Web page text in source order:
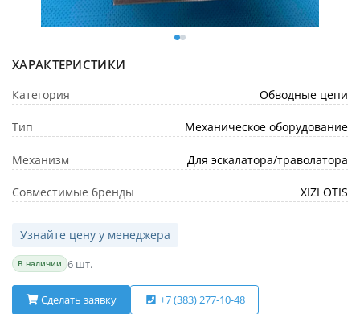
ХАРАКТЕРИСТИКИ
Категория Обводные цепи
Тип Механическое оборудование
Механизм Для эскалатора/траволатора
Совместимые бренды XIZI OTIS
Узнайте цену у менеджера
В наличии 6 шт.
Сделать заявку +7 (383) 277-10-48